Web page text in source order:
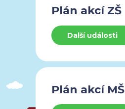
Plán akcí ZŠ
Další události
Plán akcí MŠ